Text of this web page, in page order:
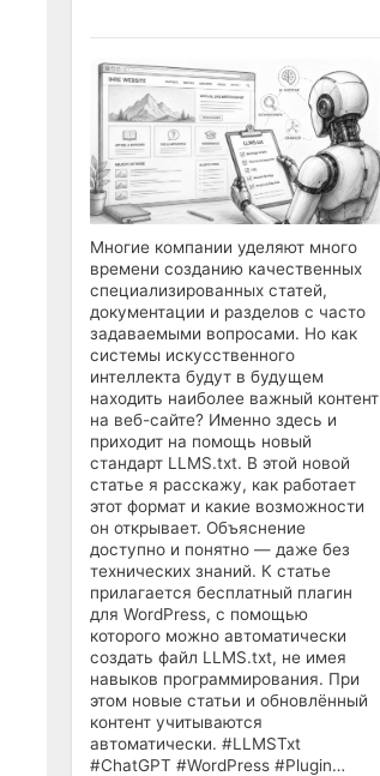
Многие компании уделяют много
времени созданию качественных
специализированных статей,
документации и разделов с часто
задаваемыми вопросами. Но как
системы искусственного
интеллекта будут в будущем
находить наиболее важный контент
на веб-сайте? Именно здесь и
приходит на помощь новый
стандарт LLMS.txt. В этой новой
статье я расскажу, как работает
этот формат и какие возможности
он открывает. Объяснение
доступно и понятно — даже без
технических знаний. К статье
прилагается бесплатный плагин
для WordPress, с помощью
которого можно автоматически
создать файл LLMS.txt, не имея
навыков программирования. При
этом новые статьи и обновлённый
контент учитываются
автоматически. #LLMSTxt
#ChatGPT #WordPress #Plugin…